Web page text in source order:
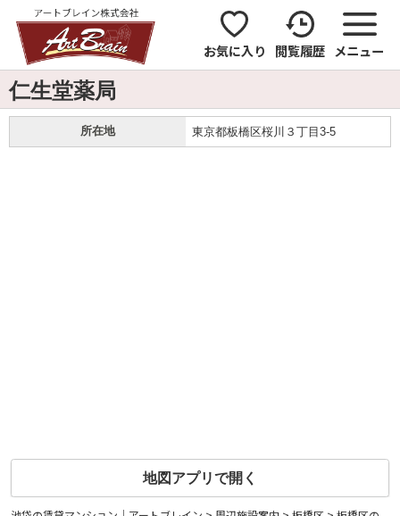
お気に入り 閲覧履歴 メニュー
仁生堂薬局
所在地 東京都板橋区桜川３丁目3-5
地図アプリで開く